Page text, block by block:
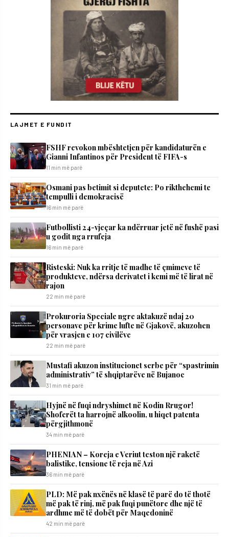
LAJMET E FUNDIT
FSHF revokon mbështetjen për kandidaturën e
Gianni Infantinos për President të FIFA-s
11 min më parë
Osmani pas betimit si deputete: Po rikthehemi te
tempulli i demokracisë
16 min më parë
Futbollisti 24-vjeçar ka ndërruar jetë në fushë pasi
u godit nga rrufeja
16 min më parë
Risteski: Nuk ka rritje të madhe të çmimeve të
produkteve, ndërsa derivatet i kemi më të lirat në
rajon
22 min më parë
Prokuroria Speciale ngre aktakuzë ndaj 20
personave për krime lufte në Gjakovë, akuzohen
për vrasjen e 107 civilëve
22 min më parë
Mustafi akuzon institucionet serbe për “spastrimin
administrativ” të shqiptarëve në Bujanoc
31 min më parë
Hyjnë në fuqi ndryshimet në Kodin Rrugor!
Shoferët ta harrojnë alkoolin, u hiqet patenta
përgjithmonë
34 min më parë
PHENIAN – Koreja e Veriut teston një raketë
balistike, tensione të reja në Azi
36 min më parë
PLD: Më pak nxënës në klasë të parë do të thotë
më pak të rinj, më pak fuqi punëtore dhe një të
ardhme më të dobët për Maqedoninë
42 min më parë